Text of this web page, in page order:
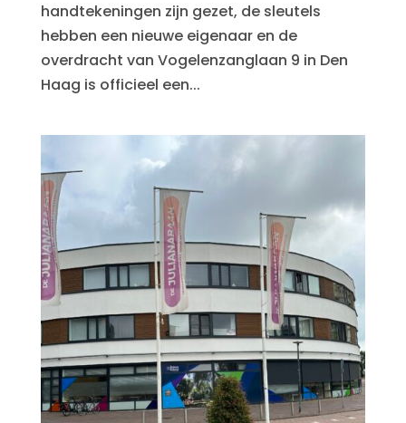
handtekeningen zijn gezet, de sleutels
hebben een nieuwe eigenaar en de
overdracht van Vogelenzanglaan 9 in Den
Haag is officieel een...